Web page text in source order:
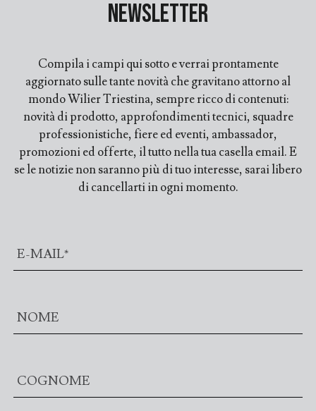
Newsletter
Compila i campi qui sotto e verrai prontamente
aggiornato sulle tante novità che gravitano attorno al
mondo Wilier Triestina, sempre ricco di contenuti:
novità di prodotto, approfondimenti tecnici, squadre
professionistiche, fiere ed eventi, ambassador,
promozioni ed offerte, il tutto nella tua casella email. E
se le notizie non saranno più di tuo interesse, sarai libero
di cancellarti in ogni momento.